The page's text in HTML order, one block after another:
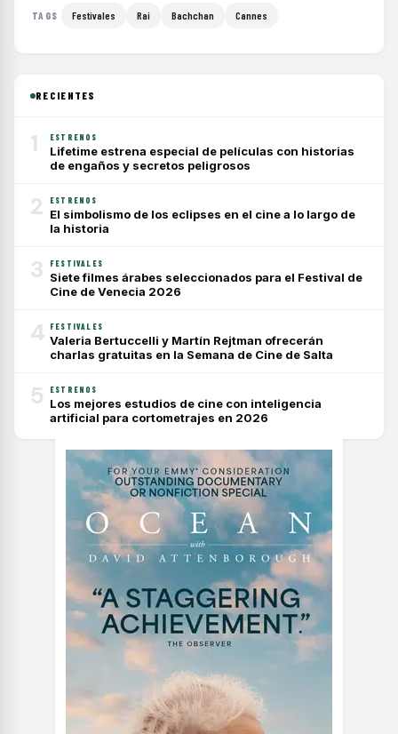
TAGS Festivales Rai Bachchan Cannes
RECIENTES
1 ESTRENOS
Lifetime estrena especial de películas con historias
de engaños y secretos peligrosos
2 ESTRENOS
El simbolismo de los eclipses en el cine a lo largo de
la historia
3 FESTIVALES
Siete filmes árabes seleccionados para el Festival de
Cine de Venecia 2026
4 FESTIVALES
Valeria Bertuccelli y Martín Rejtman ofrecerán
charlas gratuitas en la Semana de Cine de Salta
5 ESTRENOS
Los mejores estudios de cine con inteligencia
artificial para cortometrajes en 2026